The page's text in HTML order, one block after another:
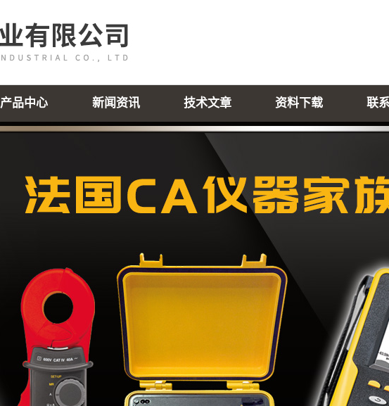
产品中心 新闻资讯 技术文章 资料下载 联